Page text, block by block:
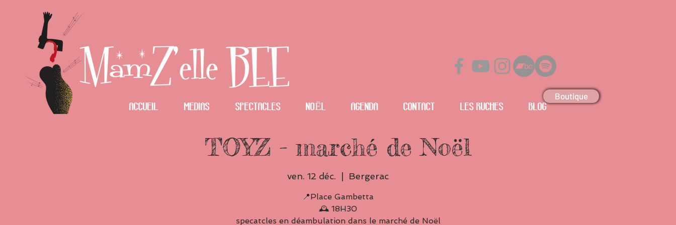
Boutique
Accueil Medias spectacles NOËL Agenda Contact Les Ruches Blog
TOYZ - marché de Noël
ven. 12 déc. Bergerac
📍Place Gambetta
🕰️ 18H30
specatcles en déambulation dans le marché de Noël